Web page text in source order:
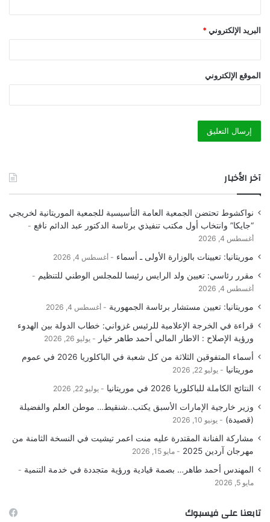
البريد الإلكتروني*
الموقع الإلكتروني
آخر الأخبار
نواكشوط تحتضن الجمعية العامة التأسيسية للجمعية الموريتانية لخريجي
“جايكا” وانتخاب أول مكتب تنفيذي برئاسة الدكتور عبد الدائم نافع
أغسطس 4, 2026
موريتانيا: تعيينات بالوزارة الأولى ـ أسماء أغسطس 4, 2026
مقرر رئاسي: تعيين ولد الرايس رئيسا للمجلس الوطني للتنظيم
أغسطس 4, 2026
موريتانيا: تعيين مستشار برئاسة الجمهورية أغسطس 4, 2026
قراءة في الخرجة الإعلامية للرئيس غزواني: خطاب الدولة بين الهدوء
ورؤية الإصلاح : الاطار المالي أحمد طاهر خيار
يوليو 26, 2026
أسماء المتفوقين الثلاثة من كل شعبة في الباكلوريا 2026 في عموم
موريتانيا
يوليو 22, 2026
النتائج الكاملة للباكلوريا 2026 في موريتانيا يوليو 22, 2026
وزير خارجية الإمارات الأسبق يكتب..شنقيط… موطن العلم والفضيلة
(قصيدة)
يونيو 10, 2026
مشاركة الفنانة المقتدرة عليه منت اعمر تيشيت في النسخة الثامنة من
مهرجان آردين 2025
مايو 15, 2026
المهندس أحمد طاهر… بصمة قيادية ورؤية متجددة في خدمة التنمية
مايو 5, 2026
تابعنا على فيسبوك